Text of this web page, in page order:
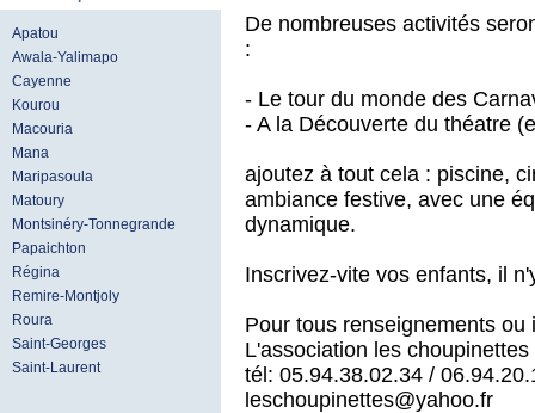
Apatou
Awala-Yalimapo
Cayenne
Kourou
Macouria
Mana
Maripasoula
Matoury
Montsinéry-Tonnegrande
Papaichton
Régina
Remire-Montjoly
Roura
Saint-Georges
Saint-Laurent
De nombreuses activités
:
- Le tour du monde des
- A la Découverte du théatre
ajoutez à tout cela : piscine,
ambiance festive, avec une
dynamique.
Inscrivez-vite vos enfants, il
Pour tous renseignements ou
L'association les choupinettes
tél: 05.94.38.02.34 /
leschoupinettes@yahoo.fr